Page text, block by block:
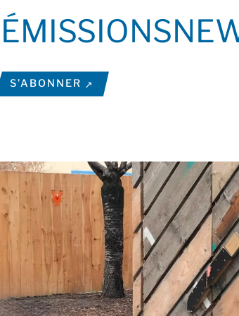
ÉMISSIONS
S’ABONNER